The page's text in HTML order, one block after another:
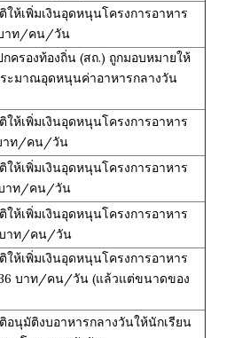
ห้เพิ่มเงินอุดหนุนโครงการอาหาร
บาท/คน/วัน
กครองท้องถิ่น (สถ.) ถูกมอบหมายให้
ะมาณอุดหนุนค่าอาหารกลางวัน
ห้เพิ่มเงินอุดหนุนโครงการอาหาร
บาท/คน/วัน
ห้เพิ่มเงินอุดหนุนโครงการอาหาร
บาท/คน/วัน
ห้เพิ่มเงินอุดหนุนโครงการอาหาร
บาท/คน/วัน
ห้เพิ่มเงินอุดหนุนโครงการอาหาร
36 บาท/คน/วัน (แล้วแต่ขนาดของ
นุมัติงบอาหารกลางวันให้นักเรียน